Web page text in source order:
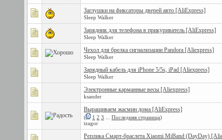
Заглушки на фиксаторы дверей авто [AliExpress]
Sleep Walker
Зарядник для телефона в прикуриватель [AliExpress]
Sleep Walker
Чехол для брелка сигнализации Pandora [Aliexpress]
Sleep Walker
Зарядный кабель для iPhone 5/5s, iPad [Aliexpress]
Sleep Walker
Электронные карманные весы [Aliexpress]
ksander
Выращиваем жасмин дома [AliExpress]
( 1 2 3 Последняя страница)
tzagor
Реплика Cмарт-браслета Xiaomi MiBand (DayDay)